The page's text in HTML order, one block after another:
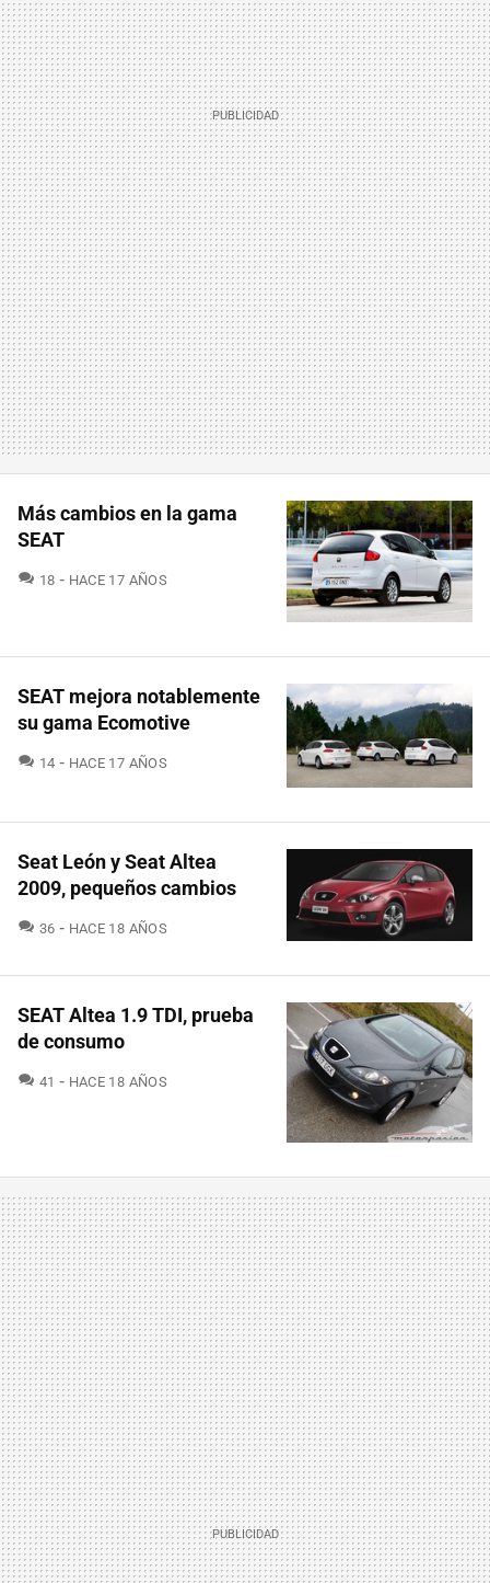
Más cambios en la gama
SEAT
18 COMENTARIOS
HACE 17 AÑOS
SEAT mejora notablemente
su gama Ecomotive
14 COMENTARIOS
HACE 17 AÑOS
Seat León y Seat Altea
2009, pequeños cambios
36 COMENTARIOS
HACE 18 AÑOS
SEAT Altea 1.9 TDI, prueba
de consumo
41 COMENTARIOS
HACE 18 AÑOS